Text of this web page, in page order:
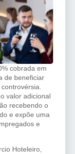
cobrada em
de beneficiar
valor adicional
recebendo o
e expõe uma
e
Hoteleiro,